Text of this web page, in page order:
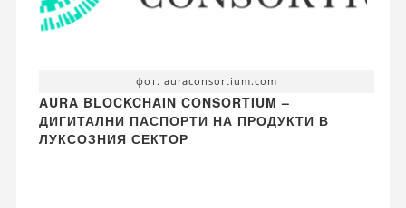
фот. auraconsortium.com
AURA BLOCKCHAIN CONSORTIUM –
ДИГИТАЛНИ ПАСПОРТИ НА ПРОДУКТИ В
ЛУКСОЗНИЯ СЕКТОР